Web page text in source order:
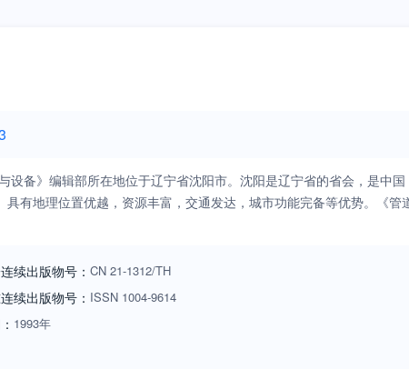
设备》编辑部所在地位于辽宁省沈阳市。沈阳是辽宁省的省会，是中国
有地理位置优越，资源丰富，交通发达，城市功能完备等优势。《管
期刊、中国科技论文与引文数据库收录期刊、中国学术期刊综合评价
与设备》期刊办刊宗旨是向管道行业的技术决策者、生产设计工程
信息的要求及广大科研设计人员希望尽快发表文章的渴求。不断地实
和开发研究的科技成果，着力发表具有技术导向性内容的文章以及在
用与前瞻共存；技术与商情交融；专业与综合并重"的特色。《管道技
、施工与焊接、腐蚀与防护、控制与测量、清洗技术等栏目。内含管
续出版物号： CN 21-1312/TH
续出版物号 ： ISSN 1004-9614
1993年